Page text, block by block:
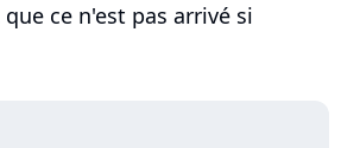
ce n'est pas arrivé si